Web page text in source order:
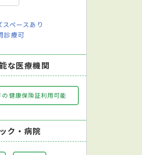
スペースあり
診療可
な医療機関
健康保険証利用可能
ク・病院